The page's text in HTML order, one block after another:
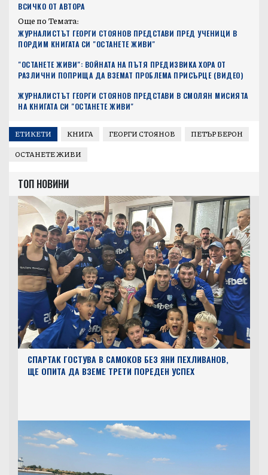
ВСИЧКО ОТ АВТОРА
Още по Темата:
ЖУРНАЛИСТЪТ ГЕОРГИ СТОЯНОВ ПРЕДСТАВИ ПРЕД УЧЕНИЦИ В
ПОРДИМ КНИГАТА СИ "ОСТАНЕТЕ ЖИВИ"
"ОСТАНЕТЕ ЖИВИ": ВОЙНАТА НА ПЪТЯ ПРЕДИЗВИКА ХОРА ОТ
РАЗЛИЧНИ ПОПРИЩА ДА ВЗЕМАТ ПРОБЛЕМА ПРИСЪРЦЕ (ВИДЕО)
ЖУРНАЛИСТЪТ ГЕОРГИ СТОЯНОВ ПРЕДСТАВИ В СМОЛЯН МИСИЯТА
НА КНИГАТА СИ "ОСТАНЕТЕ ЖИВИ"
ЕТИКЕТИ КНИГА ГЕОРГИ СТОЯНОВ
ПЕТЪР БЕРОН
ОСТАНЕТЕ ЖИВИ
ТОП НОВИНИ
СПАРТАК ГОСТУВА В САМОКОВ БЕЗ ЯНИ ПЕХЛИВАНОВ,
ЩЕ ОПИТА ДА ВЗЕМЕ ТРЕТИ ПОРЕДЕН УСПЕХ